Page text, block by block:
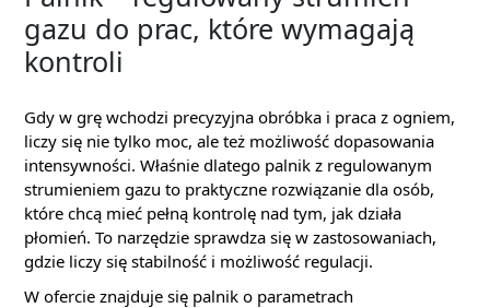
gazu do prac, które wymagają
kontroli
Gdy w grę wchodzi precyzyjna obróbka i praca z ogniem,
liczy się nie tylko moc, ale też możliwość dopasowania
intensywności. Właśnie dlatego palnik z regulowanym
strumieniem gazu to praktyczne rozwiązanie dla osób,
które chcą mieć pełną kontrolę nad tym, jak działa
płomień. To narzędzie sprawdza się w zastosowaniach,
gdzie liczy się stabilność i możliwość regulacji.
W ofercie znajduje się palnik o parametrach